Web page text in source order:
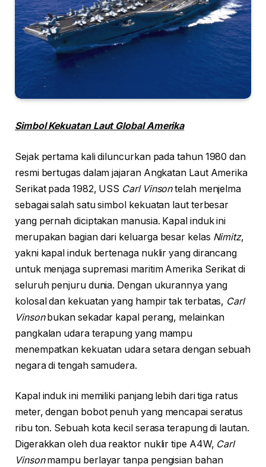
Simbol Kekuatan Laut Global Amerika
Sejak pertama kali diluncurkan pada tahun 1980 dan
resmi bertugas dalam jajaran Angkatan Laut Amerika
Serikat pada 1982, USS Carl Vinsontelah menjelma
sebagai salah satu simbol kekuatan laut terbesar
yang pernah diciptakan manusia. Kapal induk ini
merupakan bagian dari keluarga besar kelas Nimitz,
yakni kapal induk bertenaga nuklir yang dirancang
untuk menjaga supremasi maritim Amerika Serikat di
seluruh penjuru dunia. Dengan ukurannya yang
kolosal dan kekuatan yang hampir tak terbatas, Carl
Vinsonbukan sekadar kapal perang, melainkan
pangkalan udara terapung yang mampu
menempatkan kekuatan udara setara dengan sebuah
negara di tengah samudera.
Kapal induk ini memiliki panjang lebih dari tiga ratus
meter, dengan bobot penuh yang mencapai seratus
ribu ton. Sebuah kota kecil serasa terapung di lautan.
Digerakkan oleh dua reaktor nuklir tipe A4W, Carl
Vinsonmampu berlayar tanpa pengisian bahan